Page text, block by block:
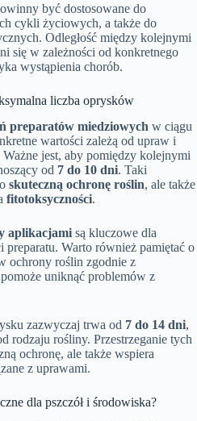
być dostosowane do
cykli życiowych, a także do
Odległość między kolejnymi
się w zależności od konkretnego
wystąpienia chorób.
liczba oprysków
preparatów miedziowych w ciągu
wartości zależą od upraw i
jest, aby pomiędzy kolejnymi
od 7 do 10 dni. Taki
skuteczną ochronę roślin, ale także
fitotoksyczności.
aplikacjami są kluczowe dla
Warto również pamiętać o
ochrony roślin zgodnie z
uniknąć problemów z
zazwyczaj trwa od 7 do 14 dni,
rodzaju rośliny. Przestrzeganie tych
ochronę, ale także wspiera
z uprawami.
dla pszczół i środowiska?